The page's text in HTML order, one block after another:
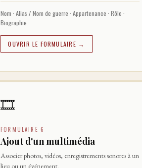
Nom · Alias / Nom de guerre · Appartenance · Rôle ·
Biographie
OUVRIR LE FORMULAIRE →
🎞
FORMULAIRE 6
Ajout d'un multimédia
Associer photos, vidéos, enregistrements sonores à un
lieu ou un événement.